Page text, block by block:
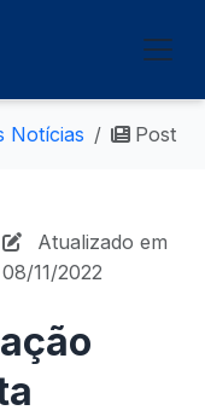
Notícias Post
Atualizado em
08/11/2022